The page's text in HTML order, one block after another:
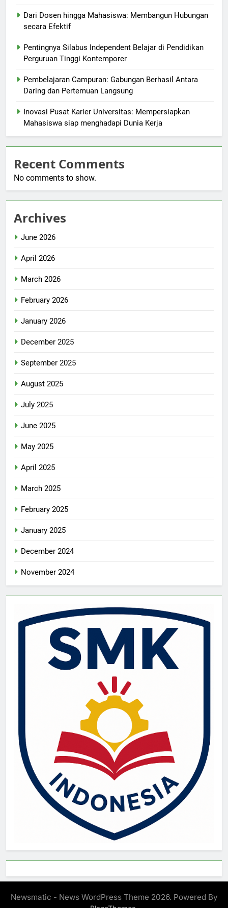
Dari Dosen hingga Mahasiswa: Membangun Hubungan
secara Efektif
Pentingnya Silabus Independent Belajar di Pendidikan
Perguruan Tinggi Kontemporer
Pembelajaran Campuran: Gabungan Berhasil Antara
Daring dan Pertemuan Langsung
Inovasi Pusat Karier Universitas: Mempersiapkan
Mahasiswa siap menghadapi Dunia Kerja
Recent Comments
No comments to show.
Archives
June 2026
April 2026
March 2026
February 2026
January 2026
December 2025
September 2025
August 2025
July 2025
June 2025
May 2025
April 2025
March 2025
February 2025
January 2025
December 2024
November 2024
Newsmatic - News WordPress Theme 2026. Powered By